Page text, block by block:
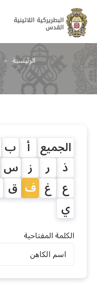
الرئيسية
الجميع أ ب
ذ ر ز س
ع غ ف ق
ي
الكلمة المفتاحية